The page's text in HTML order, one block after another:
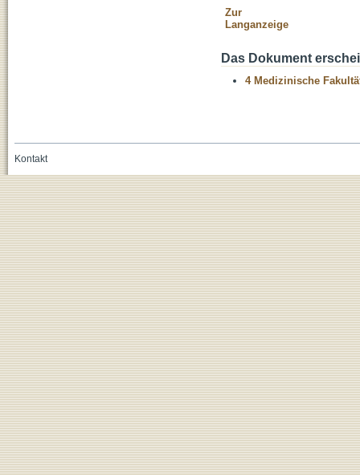
Zur
Langanzeige
Das Dokument
4 Medizinische
Kontakt